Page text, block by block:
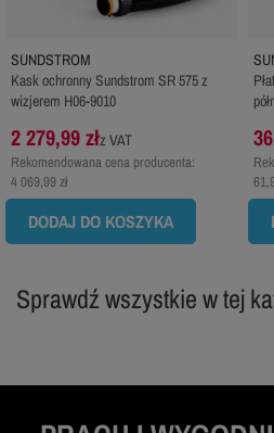
SUNDSTROM
Kask ochronny Sundstrom SR 575 z
wizjerem H06-9010
2 279,99 złz VAT
Rekomendowana cena producenta:
4 069,99 zł
DODAJ DO KOSZYKA
Sprawdź wszystkie w tej